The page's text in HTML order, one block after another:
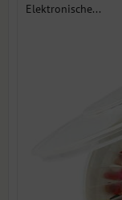
Elektronische...